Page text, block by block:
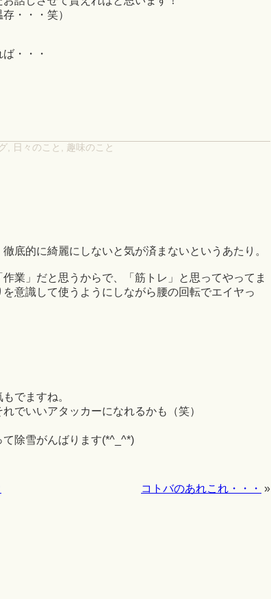
・・・笑）
・・・
日々のこと 趣味のこと
底的に綺麗にしないと気が済まないというあたり。
業」だと思うからで、「筋トレ」と思ってやってま
意識して使うようにしながら腰の回転でエイヤっ
でますね。
でいいアタッカーになれるかも（笑）
除雪がんばります(*^_^*)
コトバのあれこれ・・・ »